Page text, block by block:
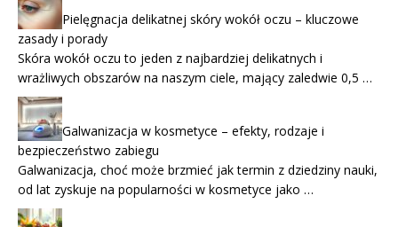
Pielęgnacja delikatnej skóry wokół oczu – kluczowe
zasady i porady
Skóra wokół oczu to jeden z najbardziej delikatnych i
wrażliwych obszarów na naszym ciele, mający zaledwie 0,5 …
Galwanizacja w kosmetyce – efekty, rodzaje i
bezpieczeństwo zabiegu
Galwanizacja, choć może brzmieć jak termin z dziedziny nauki,
od lat zyskuje na popularności w kosmetyce jako …